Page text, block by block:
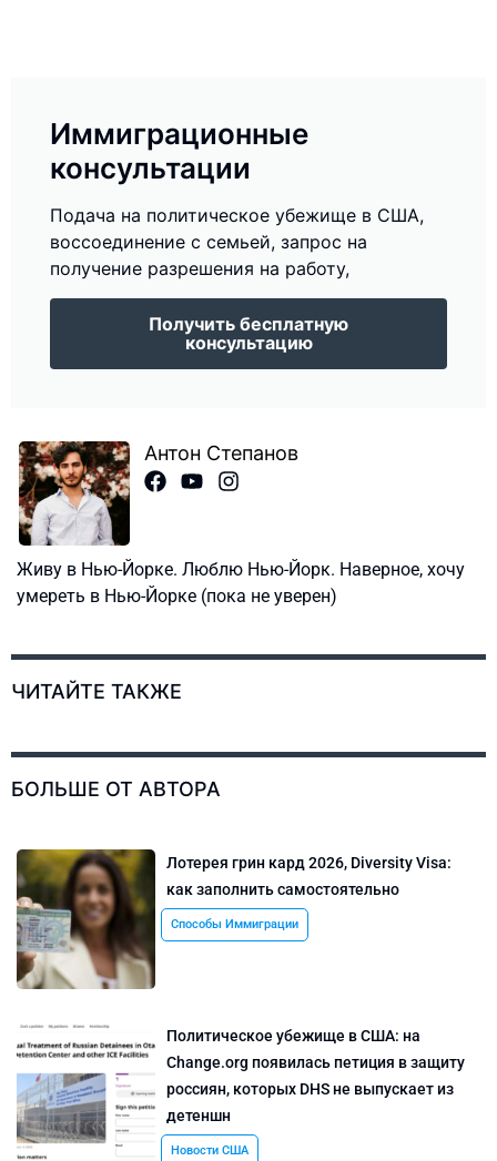
Иммиграционные
консультации
Подача на политическое убежище в США,
воссоединение с семьей, запрос на
получение разрешения на работу,
Получить бесплатную
консультацию
Антон Степанов
Живу в Нью-Йорке. Люблю Нью-Йорк. Наверное, хочу
умереть в Нью-Йорке (пока не уверен)
ЧИТАЙТЕ ТАКЖЕ
БОЛЬШЕ ОТ АВТОРА
Лотерея грин кард 2026, Diversity Visa:
как заполнить самостоятельно
Способы Иммиграции
Политическое убежище в США: на
Change.org появилась петиция в защиту
россиян, которых DHS не выпускает из
детеншн
Новости США